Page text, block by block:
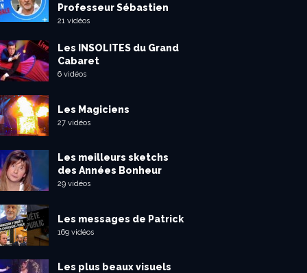
Professeur Sébastien
21 vidéos
Les INSOLITES du Grand
Cabaret
6 vidéos
Les Magiciens
27 vidéos
Les meilleurs sketchs
des Années Bonheur
29 vidéos
Les messages de Patrick
169 vidéos
Les plus beaux visuels